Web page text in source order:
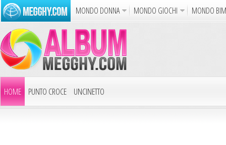
MONDO DONNA MONDO GIOCHI MONDO
Album Punto Croce Cucina
Azione Puzzle
Gif
HOME PUNTO CROCE UNCINETTO